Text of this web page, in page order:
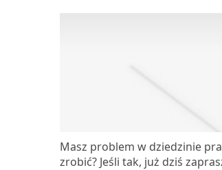
Masz problem w dziedzinie
zrobić? Jeśli tak, już dziś